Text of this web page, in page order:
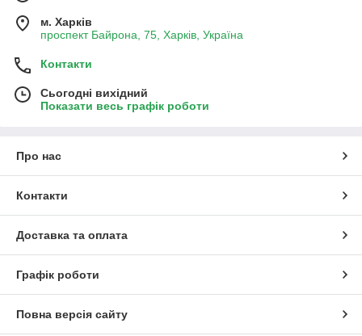
м. Харків
проспект Байрона, 75, Харків, Україна
Контакти
Сьогодні вихідний
Показати весь графік роботи
Про нас
Контакти
Доставка та оплата
Графік роботи
Повна версія сайту